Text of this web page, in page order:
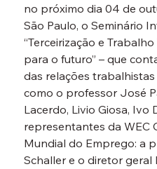
no próximo dia 04 de
São Paulo, o Seminário
“Terceirização e
para o futuro” – que
das relações
como o professor José
Lacerdo, Livio Giosa, Ivo
representantes da WEC
Mundial do Emprego: a
Schaller e o diretor geral